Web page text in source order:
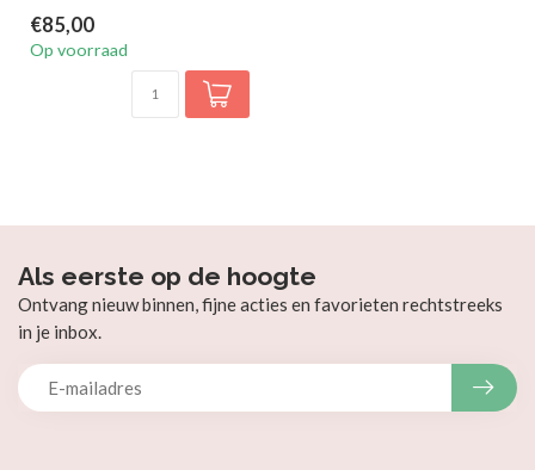
€85,00
Op voorraad
Als eerste op de hoogte
Ontvang nieuw binnen, fijne acties en favorieten rechtstreeks
in je inbox.